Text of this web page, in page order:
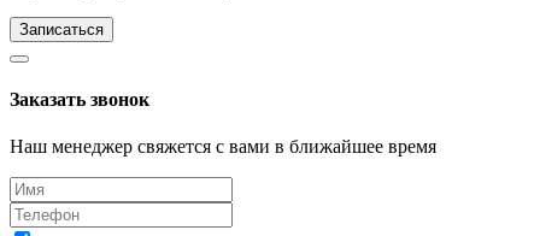
Записаться
Заказать звонок
Наш менеджер свяжется с вами в ближайшее время